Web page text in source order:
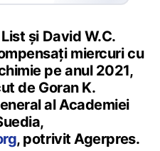
şi David W.C.
miercuri cu
pe anul 2021,
de Goran K.
al Academiei
, potrivit Agerpres.